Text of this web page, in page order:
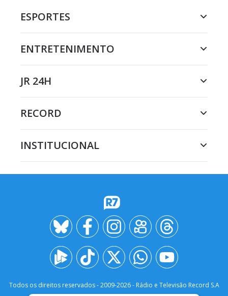
ESPORTES
ENTRETENIMENTO
JR 24H
RECORD
INSTITUCIONAL
Todos os direitos reservados - 2009-2026- Rádio e Televisão Record S.A